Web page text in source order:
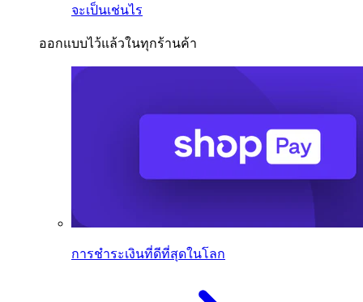
จะเป็นเช่นไร
ออกแบบไว้แล้วในทุกร้านค้า
การชำระเงินที่ดีที่สุดในโลก